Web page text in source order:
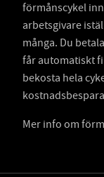
förmånscykel
arbetsgivare
många. Du
får automatiskt
bekosta hela
Mer info om